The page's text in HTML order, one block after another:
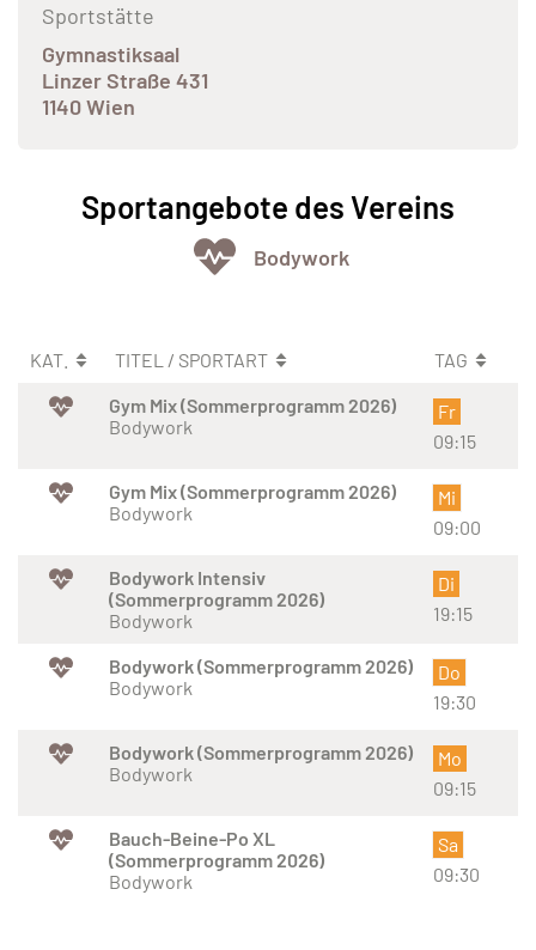
Sportstätte
Gymnastiksaal
Linzer Straße 431
1140 Wien
Sportangebote des Vereins
Bodywork
KAT. TITEL / SPORTART
TAG
Gym Mix (Sommerprogramm 2026)
Bodywork
Fr
09:15
Gym Mix (Sommerprogramm 2026)
Bodywork
Mi
09:00
Bodywork Intensiv
(Sommerprogramm 2026)
Bodywork
Di
19:15
Bodywork (Sommerprogramm 2026)
Bodywork
Do
19:30
Bodywork (Sommerprogramm 2026)
Bodywork
Mo
09:15
Bauch-Beine-Po XL
(Sommerprogramm 2026)
Bodywork
Sa
09:30